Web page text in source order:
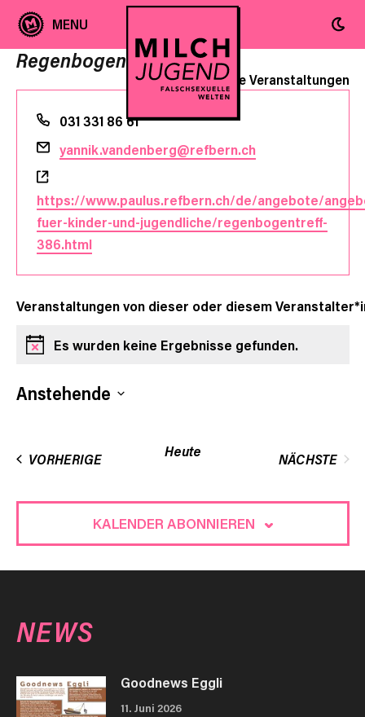
Regenbogentreff
« Alle Veranstaltungen
Telefon
031 331 86 61
Email
yannik.vandenberg@refbern.ch
https://www.paulus.refbern.ch/de/angebote/
fuer-kinder-und-jugendliche/regenbogentreff-
386.html
Veranstaltungen von dieser oder diesem
HinweisEs wurden keine Ergebnisse gefunden.
Anstehende
VORHERIGEVERANSTALTUNGEN
Heute
NÄCHSTE
KALENDER ABONNIEREN
NEWS
Goodnews Eggli
11. Juni 2026